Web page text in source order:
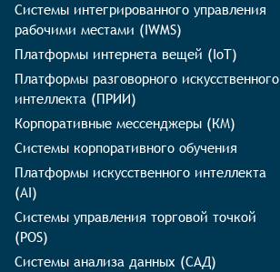
Системы интегрированного управления
рабочими местами (IWMS)
Платформы интернета вещей (IoT)
Платформы разговорного искусственного
интеллекта (ПРИИ)
Корпоративные мессенджеры (КМ)
Системы корпоративного обучения
Платформы искусственного интеллекта
(AI)
Системы управления торговой точкой
(POS)
Системы анализа данных (САД)